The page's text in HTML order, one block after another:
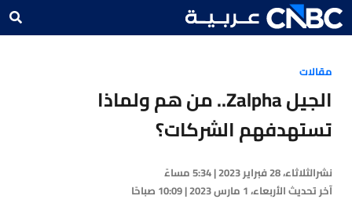
مقالات
الجيل Zalpha.. من هم ولماذا
تستهدفهم الشركات؟
نشرالثلاثاء، 28 فبراير 2023 | 5:34 مساءً
آخر تحديثالأربعاء، 1 مارس 2023 | 10:09 صباحًا